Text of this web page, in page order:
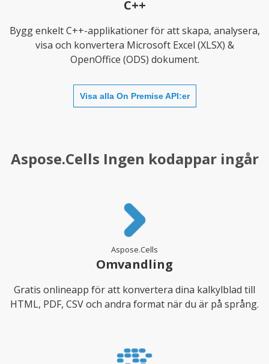
C++
Bygg enkelt C++-applikationer för att skapa, analysera,
visa och konvertera Microsoft Excel (XLSX) &
OpenOffice (ODS) dokument.
Visa alla On Premise API:er
Aspose.Cells Ingen kodappar ingår
Aspose.Cells
Omvandling
Gratis onlineapp för att konvertera dina kalkylblad till
HTML, PDF, CSV och andra format när du är på språng.